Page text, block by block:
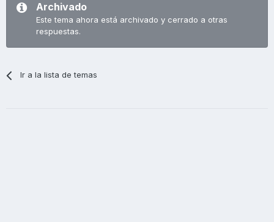
Archivado
Este tema ahora está archivado y cerrado a otras
respuestas.
Ir a la lista de temas